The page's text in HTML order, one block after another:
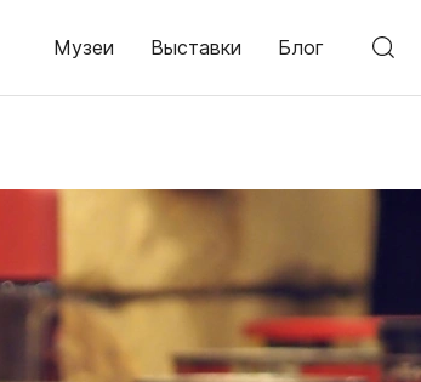
Музеи Выставки Блог